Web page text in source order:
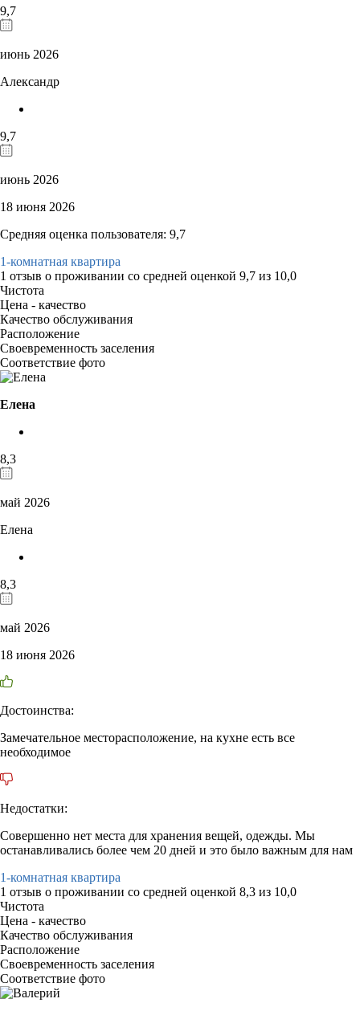
9,7
июнь 2026
Александр
9,7
июнь 2026
18 июня 2026
Средняя оценка пользователя: 9,7
1-комнатная квартира
1 отзыв о проживании со средней оценкой 9,7 из 10,0
Чистота
Цена - качество
Качество обслуживания
Расположение
Своевременность заселения
Соответствие фото
Елена
8,3
май 2026
Елена
8,3
май 2026
18 июня 2026
Достоинства:
Замечательное месторасположение, на кухне есть все
необходимое
Недостатки:
Совершенно нет места для хранения вещей, одежды. Мы
останавливались более чем 20 дней и это было важным для нам
1-комнатная квартира
1 отзыв о проживании со средней оценкой 8,3 из 10,0
Чистота
Цена - качество
Качество обслуживания
Расположение
Своевременность заселения
Соответствие фото